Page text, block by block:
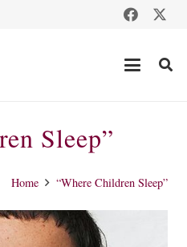
Sleep”
Home “Where Children Sleep”